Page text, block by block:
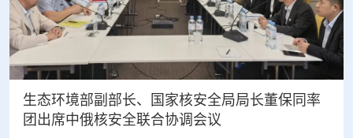
生态环境部副部长、国家核安全局局长董保同率
团出席中俄核安全联合协调会议